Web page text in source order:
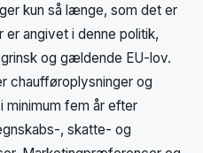
kun så længe, som det er
angivet i denne politik,
og gældende EU-lov.
chaufføroplysninger og
minimum fem år efter
, skatte- og